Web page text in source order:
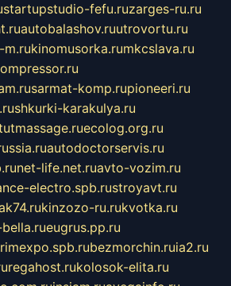
startupstudio-fefu.ruzarges-ru.ru
autobalashov.ruutrovortu.ru
m.rukinomusorka.rumkcslava.ru
sarmat-komp.rupioneeri.ru
shkurki-karakulya.ru
ecolog.org.ru
autodoctorservis.ru
net-life.net.ruavto-vozim.ru
electro.spb.rustroyavt.ru
kinzozo-ru.rukvotka.ru
eugrus.pp.ru
bezmorchin.ruia2.ru
regahost.rukolosok-elita.ru